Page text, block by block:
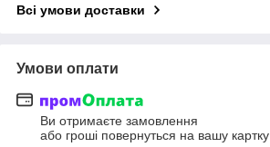
Всі умови доставки
Умови оплати
Ви отримаєте замовлення
або гроші повернуться на вашу картку